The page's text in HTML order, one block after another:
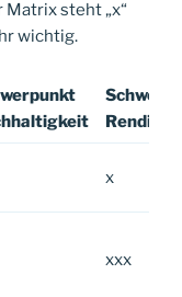
Matrix steht „x“
wichtig.
Rendite
x
xxx